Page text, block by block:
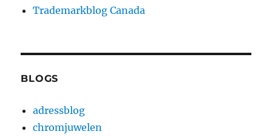
Trademarkblog Canada
BLOGS
adressblog
chromjuwelen